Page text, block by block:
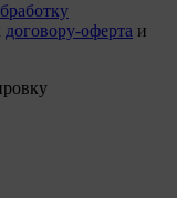
договору-оферта и